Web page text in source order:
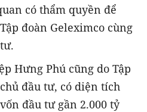
có thẩm quyền để
đoàn Geleximco cùng
Hưng Phú cũng do Tập
đầu tư, có diện tích
đầu tư gần 2.000 tỷ